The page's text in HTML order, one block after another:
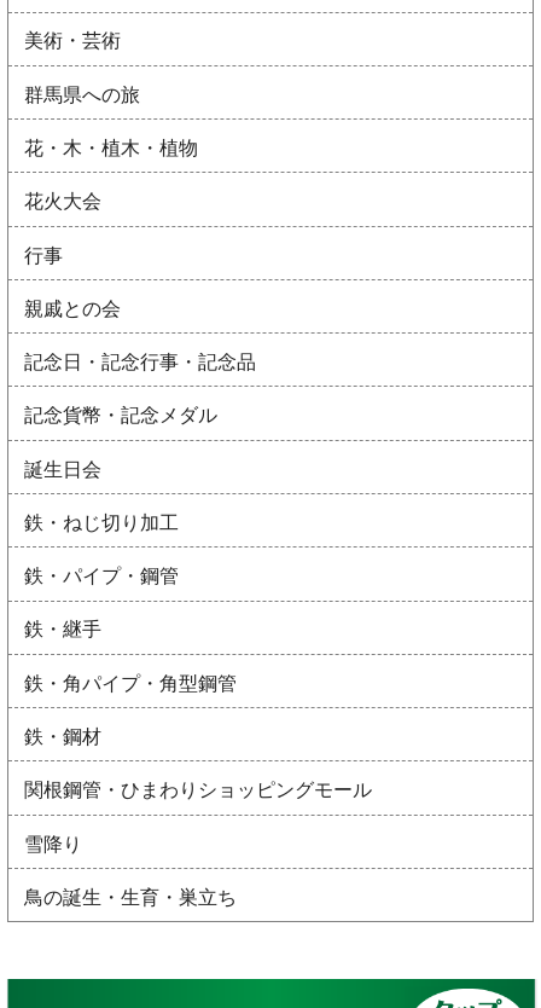
美術・芸術
群馬県への旅
花・木・植木・植物
花火大会
行事
親戚との会
記念日・記念行事・記念品
記念貨幣・記念メダル
誕生日会
鉄・ねじ切り加工
鉄・パイプ・鋼管
鉄・継手
鉄・角パイプ・角型鋼管
鉄・鋼材
関根鋼管・ひまわりショッピングモール
雪降り
鳥の誕生・生育・巣立ち